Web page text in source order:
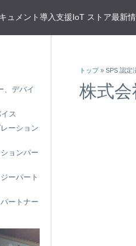
ュメント導入支援IoT ストア最新
専用ネットワークゲ
ーキテクチャ
トナーとは
ョンパートナー
パートナー
ートナー
ーになる
グラムについて
ストア
イス
トラッカー GW
バイス
を購読する
Dashboard
トップ» SPS 認定
株式
、デバイ
ス
ーション
ョンパー
ーパート
ートナー